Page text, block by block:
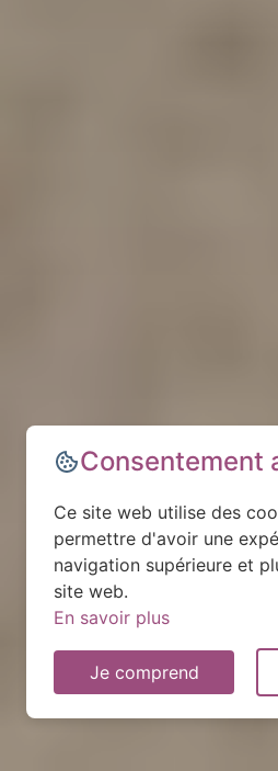
Consentement
Ce site web utilise des
permettre d'avoir une
navigation supérieure et
site web.
En savoir plus
Je comprend